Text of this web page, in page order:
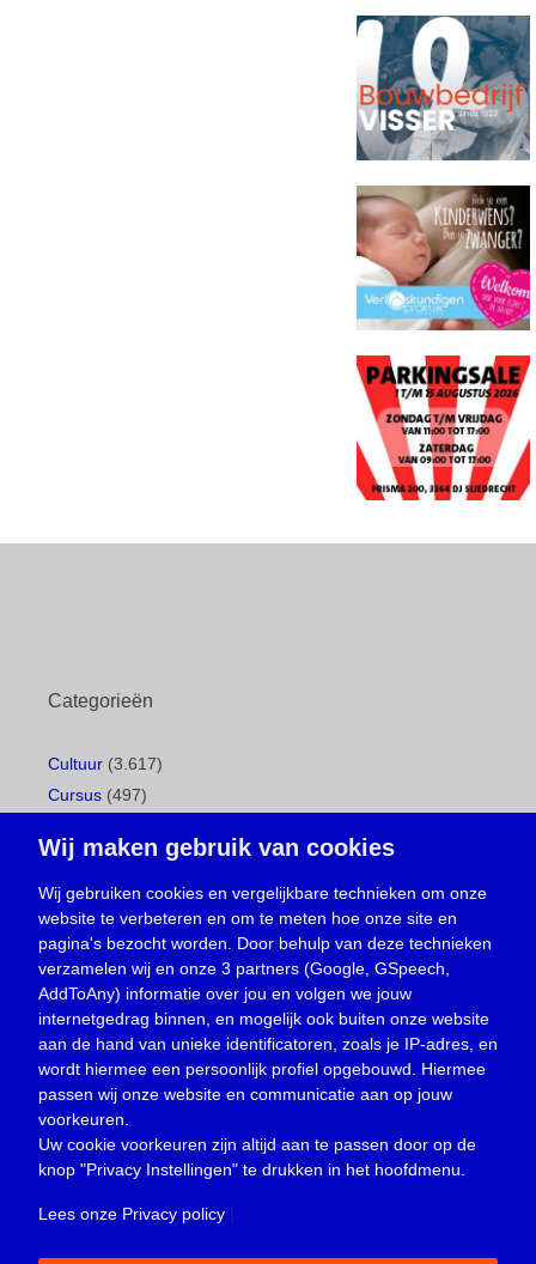
Categorieën
Cultuur (3.617)
Cursus (497)
Gemeentepagina(104)
Ingezonden brief(539)
Media(156)
Nieuws (23.330)
Oproep(734)
Overlijden(39)
Podcast(18)
prijsvraag (5)
Religie (1.438)
Service(226)
Wij maken gebruik van cookies
Wij gebruiken cookies en vergelijkbare technieken om onze
website te verbeteren en om te meten hoe onze site en
pagina's bezocht worden. Door behulp van deze technieken
verzamelen wij en onze 3 partners (Google, GSpeech,
AddToAny) informatie over jou en volgen we jouw
internetgedrag binnen, en mogelijk ook buiten onze website
aan de hand van unieke identificatoren, zoals je IP-adres, en
wordt hiermee een persoonlijk profiel opgebouwd. Hiermee
passen wij onze website en communicatie aan op jouw
voorkeuren.
Uw cookie voorkeuren zijn altijd aan te passen door op de
knop "Privacy Instellingen" te drukken in het hoofdmenu.
Lees onze Privacy policy |